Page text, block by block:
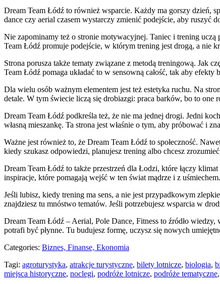
Dream Team Łódź to również wsparcie. Każdy ma gorszy dzień,
dance czy aerial czasem wystarczy zmienić podejście, aby ruszyć
Nie zapominamy też o stronie motywacyjnej. Taniec i trening uczą
Team Łódź promuje podejście, w którym trening jest drogą, a nie
Strona porusza także tematy związane z metodą treningową. Jak
Team Łódź pomaga układać to w sensowną całość, tak aby efekty
Dla wielu osób ważnym elementem jest też estetyka ruchu. Na
detale. W tym świecie liczą się drobiazgi: praca barków, bo to one
Dream Team Łódź podkreśla też, że nie ma jednej drogi. Jedni
własną mieszankę. Ta strona jest właśnie o tym, aby próbować i
Ważne jest również to, że Dream Team Łódź to społeczność.
kiedy szukasz odpowiedzi, planujesz trening albo chcesz
Dream Team Łódź to także przestrzeń dla Łodzi, które łączy
inspiracje, które pomagają wejść w ten świat mądrze i z uśmiechem.
Jeśli lubisz, kiedy trening ma sens, a nie jest przypadkowym
znajdziesz tu mnóstwo tematów. Jeśli potrzebujesz wsparcia w
Dream Team Łódź – Aerial, Pole Dance, Fitness to źródło
potrafi być płynne. Tu budujesz formę, uczysz się nowych
Categories: Biznes, Finanse, Ekonomia
Tagi: agroturystyka, atrakcje turystyczne, bilety lotnicze, biologia,
miejsca historyczne, noclegi, podróże lotnicze, podróże tematyczne,